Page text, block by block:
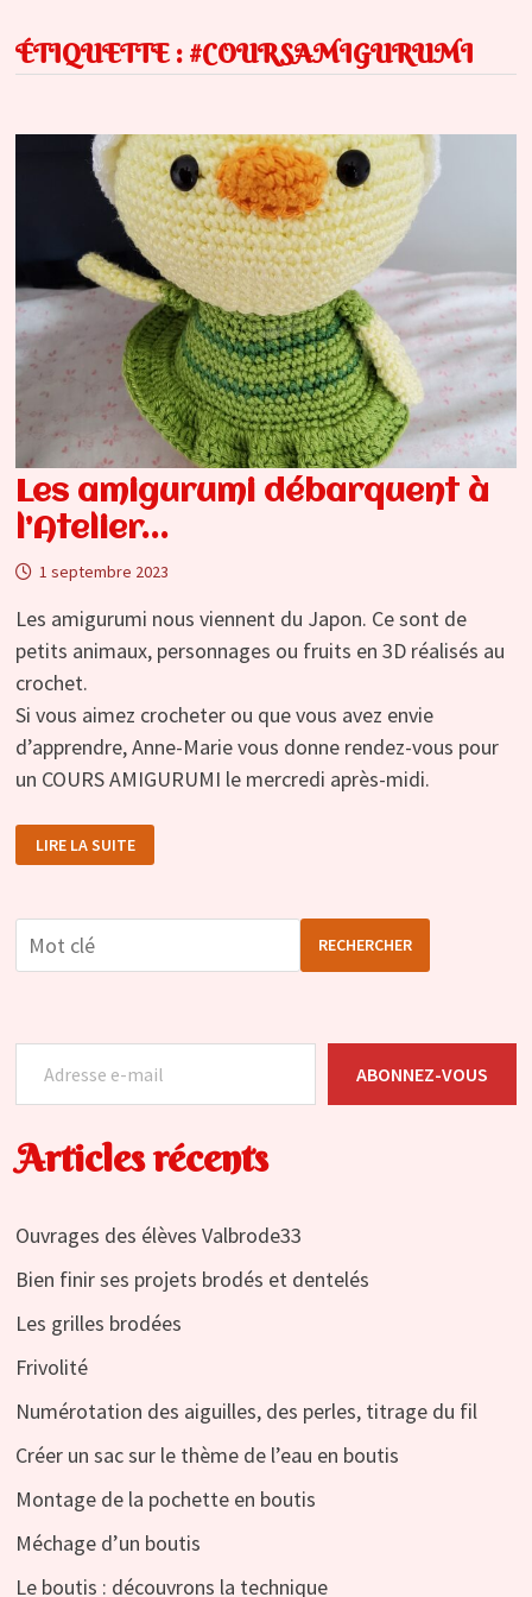
ÉTIQUETTE : #COURSAMIGURUMI
Les amigurumi débarquent à
l’Atelier…
1 septembre 2023
Les amigurumi nous viennent du Japon. Ce sont de
petits animaux, personnages ou fruits en 3D réalisés au
crochet.
Si vous aimez crocheter ou que vous avez envie
d’apprendre, Anne-Marie vous donne rendez-vous pour
un COURS AMIGURUMI le mercredi après-midi.
AMIGURUMI
DÉBARQUENT
LIRE LA SUITE
RECHERCHER
Adresse e-mail
ABONNEZ-VOUS
Articles récents
Ouvrages des élèves Valbrode33
Bien finir ses projets brodés et dentelés
Les grilles brodées
Frivolité
Numérotation des aiguilles, des perles, titrage du fil
Créer un sac sur le thème de l’eau en boutis
Montage de la pochette en boutis
Méchage d’un boutis
Le boutis : découvrons la technique